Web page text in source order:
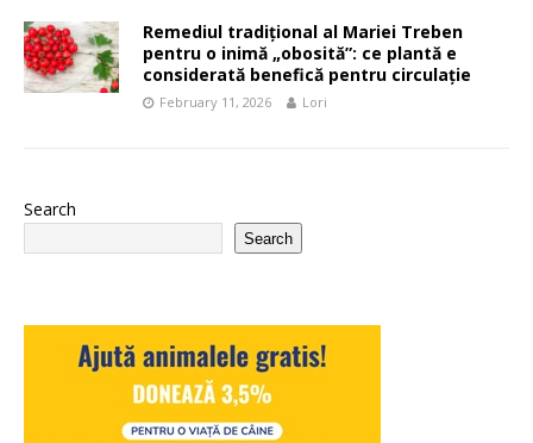
Remediul tradițional al Mariei Treben
pentru o inimă „obosită”: ce plantă e
considerată benefică pentru circulație
February 11, 2026 Lori
Search
Search